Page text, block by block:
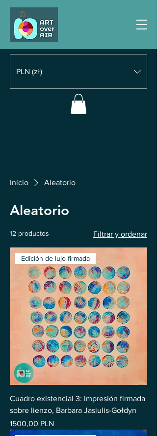
PLN (zł)
Inicio Aleatorio
Aleatorio
12 productos Filtrar y ordenar
Edición de lujo firmada
Cuadro existencial 3: impresión firmada
sobre lienzo, Barbara Jasiulis-Gołdyn
Precio
1500,00 PLN